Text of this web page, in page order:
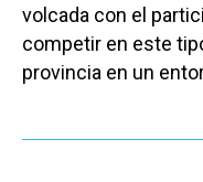
volcada con el
competir en este
provincia en un